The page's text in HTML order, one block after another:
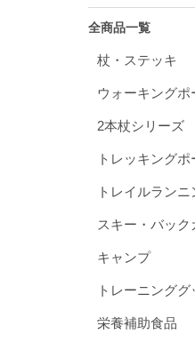
全商品一覧
杖・ステッキ
ウォーキングポ
2本杖シリーズ
トレッキングポ
トレイルランニ
スキー・バック
キャンプ
トレーニンググ
栄養補助食品